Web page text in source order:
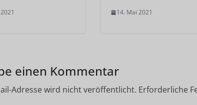
14. Mai 2021
einen Kommentar
Adresse wird nicht veröffentlicht. Erforderliche